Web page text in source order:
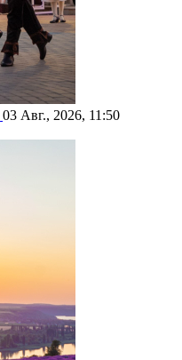
03 Авг., 2026, 11:50